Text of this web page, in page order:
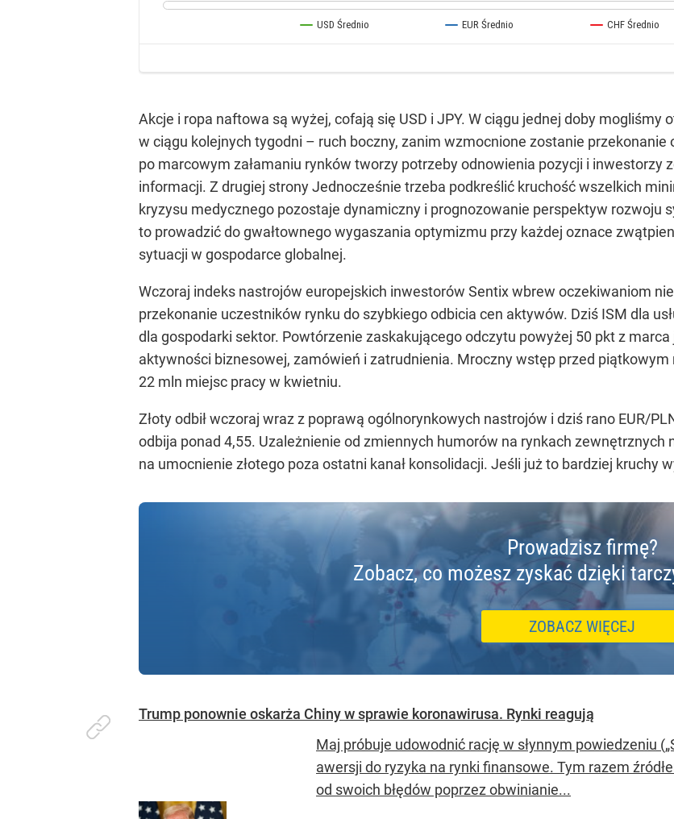
Akcje i ropa naftowa są wyżej, cofają się USD i JPY. W ciągu jednej doby
w ciągu kolejnych tygodni – ruch boczny, zanim wzmocnione zostanie
po marcowym załamaniu rynków tworzy potrzeby odnowienia pozycji i inwestorzy
informacji. Z drugiej strony Jednocześnie trzeba podkreślić kruchość wszelkich
kryzysu medycznego pozostaje dynamiczny i prognozowanie perspektyw rozwoju
to prowadzić do gwałtownego wygaszania optymizmu przy każdej oznace
sytuacji w gospodarce globalnej.
Wczoraj indeks nastrojów europejskich inwestorów Sentix wbrew oczekiwaniom
przekonanie uczestników rynku do szybkiego odbicia cen aktywów. Dziś ISM dla
dla gospodarki sektor. Powtórzenie zaskakującego odczytu powyżej 50 pkt z
aktywności biznesowej, zamówień i zatrudnienia. Mroczny wstęp przed
22 mln miejsc pracy w kwietniu.
Złoty odbił wczoraj wraz z poprawą ogólnorynkowych nastrojów i dziś rano EUR/
odbija ponad 4,55. Uzależnienie od zmiennych humorów na rynkach
na umocnienie złotego poza ostatni kanał konsolidacji. Jeśli już to bardziej kruchy
Prowadzisz firmę?
Zobacz, co możesz zyskać dzięki
ZOBACZ WIĘCEJ
Trump ponownie oskarża Chiny w sprawie koronawirusa. Rynki reagują
Maj próbuje udowodnić rację w słynnym powiedzeniu
awersji do ryzyka na rynki finansowe. Tym razem
od swoich błędów poprzez obwinianie...